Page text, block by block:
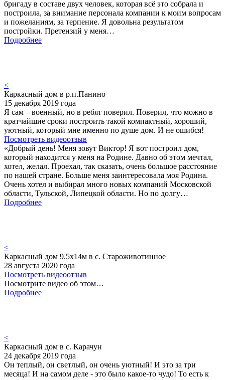
бригаду в составе двух человек, которая всё это собрала и
построила, за внимание персонала компании к моим вопросам
и пожеланиям, за терпение. Я довольна результатом
постройки. Претензий у меня…
Подробнее
<
Каркасный дом в р.п.Панино
15 декабря 2019 года
Я сам – военный, но в ребят поверил. Поверил, что можно в
кратчайшие сроки построить такой компактный, хороший,
уютный, который мне именно по душе дом. И не ошибся!
Посмотреть видеоотзыв
«Добрый день! Меня зовут Виктор! Я вот построил дом,
который находится у меня на Родине. Давно об этом мечтал,
хотел, желал. Проехал, так сказать, очень большое расстояние
по нашей стране. Больше меня заинтересовала моя Родина.
Очень хотел и выбирал много новых компаний Московской
области, Тульской, Липецкой области. Но по долгу…
Подробнее
<
Каркасный дом 9.5х14м в с. Староживотинное
28 августа 2020 года
Посмотреть видеоотзыв
Посмотрите видео об этом…
Подробнее
<
Каркасный дом в с. Карачун
24 декабря 2019 года
Он теплый, он светлый, он очень уютный! И это за три
месяца! И на самом деле - это было какое-то чудо! То есть к